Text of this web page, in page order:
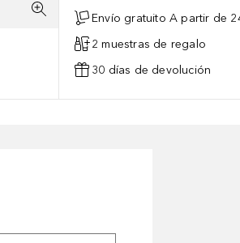
Envío gratuito A partir de
2 muestras de regalo
30 días de devolución